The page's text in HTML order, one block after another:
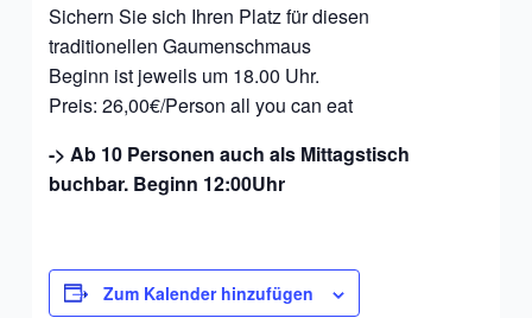
Sichern Sie sich Ihren Platz für diesen
traditionellen Gaumenschmaus
Beginn ist jeweils um 18.00 Uhr.
Preis: 26,00€/Person all you can eat
-> Ab 10 Personen auch als Mittagstisch
buchbar. Beginn 12:00Uhr
Zum Kalender hinzufügen